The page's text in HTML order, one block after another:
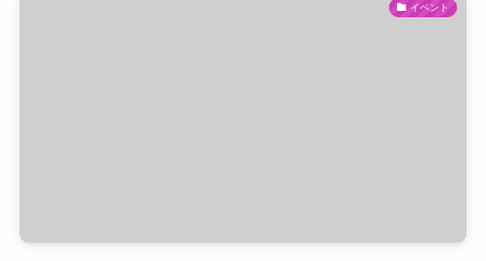
イベント